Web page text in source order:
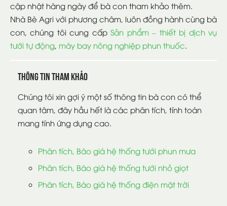
cập nhật hàng ngày để bà con tham khảo thêm.
Nhà Bè Agri với phương châm, luôn đồng hành cùng bà
con, chúng tôi cung cấpSản phẩm – thiết bị dịch vụ
tưới tự động, máy bay nông nghiệp phun thuốc.
Thông tin tham khảo
Chúng tôi xin gợi ý một số thông tin bà con có thể
quan tâm, đây hầu hết là các phân tích, tính toán
mang tính ứng dụng cao.
Phân tích, Báo giá hệ thống tưới phun mưa
Phân tích, Báo giá hệ thống tưới nhỏ giọt
Phân tích, Báo giá hệ thống điện mặt trời